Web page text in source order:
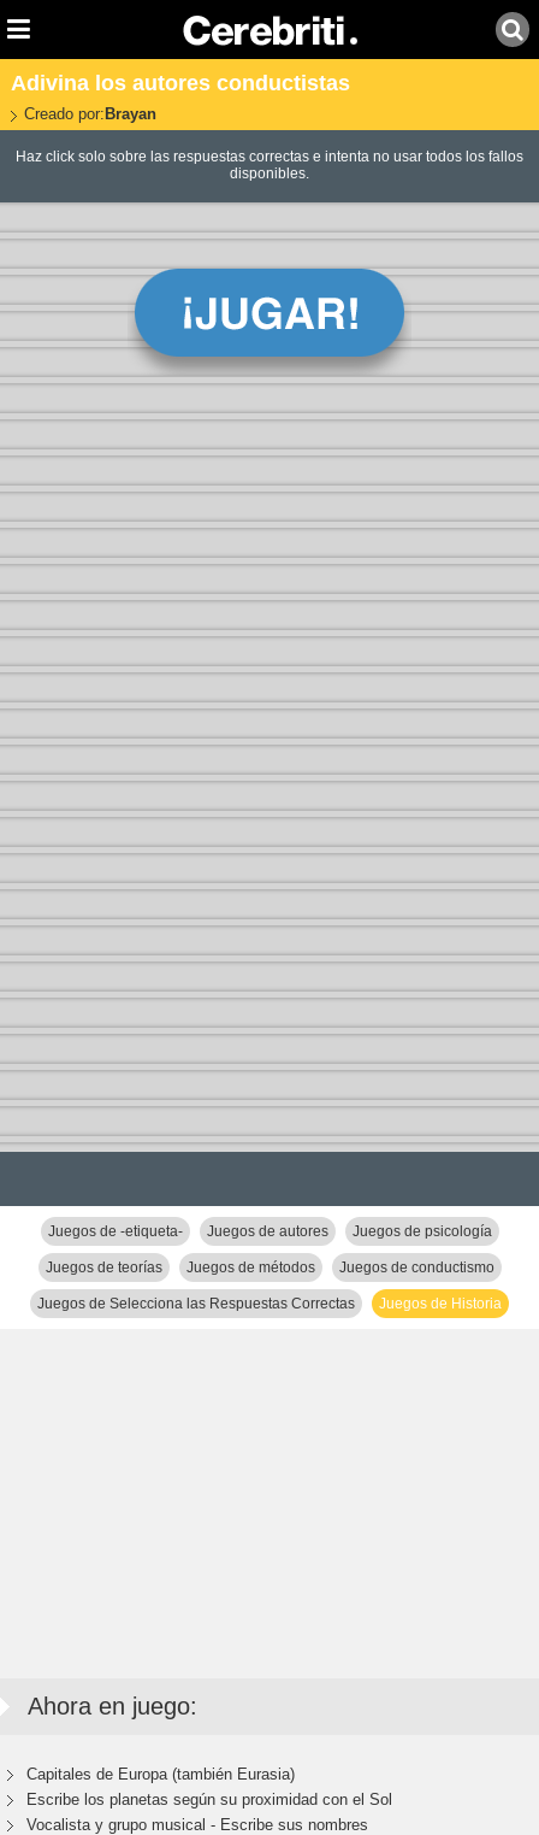
Adivina los autores conductistas
Creado por: Brayan
Haz click solo sobre las respuestas correctas e intenta no usar todos los fallos
disponibles.
Juegos de -etiqueta- Juegos de autores Juegos de psicología
Juegos de teorías Juegos de métodos Juegos de conductismo
Juegos de Selecciona las Respuestas Correctas Juegos de Historia
Ahora en juego:
Capitales de Europa (también Eurasia)
Escribe los planetas según su proximidad con el Sol
Vocalista y grupo musical - Escribe sus nombres